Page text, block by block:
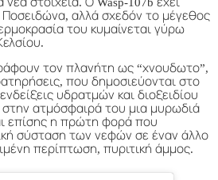
αλλά σχεδόν το μέγεθος
του κυμαίνεται γύρω
τον πλανήτη ως “χνουδωτο”,
που δημοσιεύονται στο
υδρατμών και διοξειδίου
ατμόσφαιρά του μια μυρωδιά
επίσης η πρώτη φορά που
σύσταση των νεφών σε έναν άλλο
περίπτωση, πυριτική άμμος.